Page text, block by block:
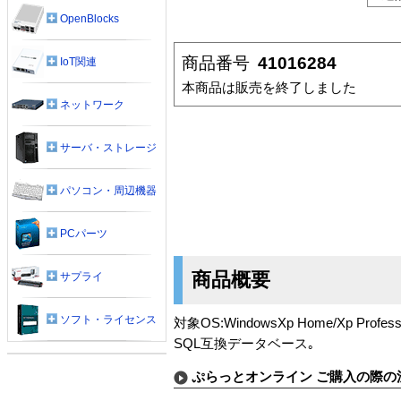
商品番号 41016284
本商品は販売を終了しました
商品概要
対象OS:WindowsXp Home/Xp
SQL互換データベース｡
ぷらっとオンライン ご購入の際の
OpenBlocks
IoT関連
ネットワーク
サーバ・ストレージ
パソコン・周辺機器
PCパーツ
サプライ
ソフト・ライセンス